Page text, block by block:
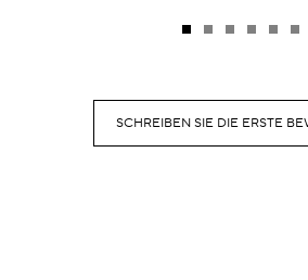
SCHREIBEN SIE DIE ERSTE